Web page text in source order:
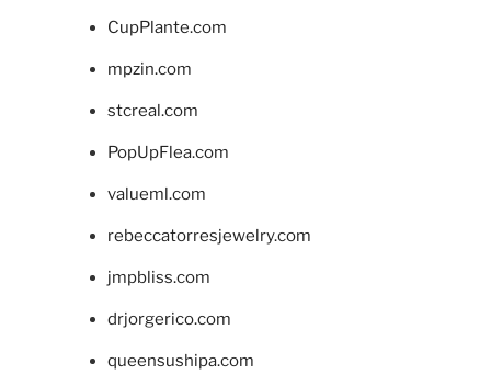
CupPlante.com
mpzin.com
stcreal.com
PopUpFlea.com
valueml.com
rebeccatorresjewelry.com
jmpbliss.com
drjorgerico.com
queensushipa.com